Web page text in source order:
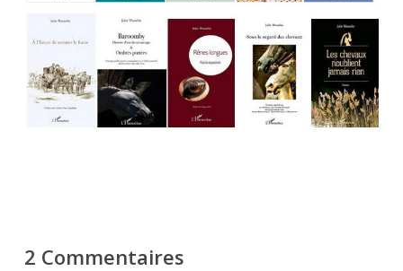
2 Commentaires